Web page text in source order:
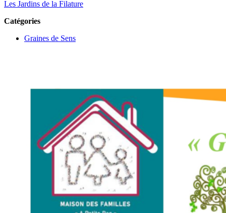
Les Jardins de la Filature
Catégories
Graines de Sens